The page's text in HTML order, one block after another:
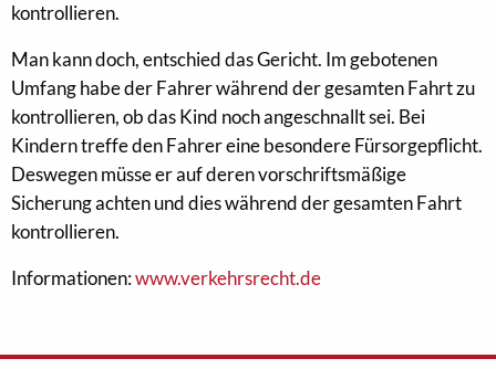
kontrollieren.
Man kann doch, entschied das Gericht. Im gebotenen
Umfang habe der Fahrer während der gesamten Fahrt zu
kontrollieren, ob das Kind noch angeschnallt sei. Bei
Kindern treffe den Fahrer eine besondere Fürsorgepflicht.
Deswegen müsse er auf deren vorschriftsmäßige
Sicherung achten und dies während der gesamten Fahrt
kontrollieren.
Informationen:www.verkehrsrecht.de